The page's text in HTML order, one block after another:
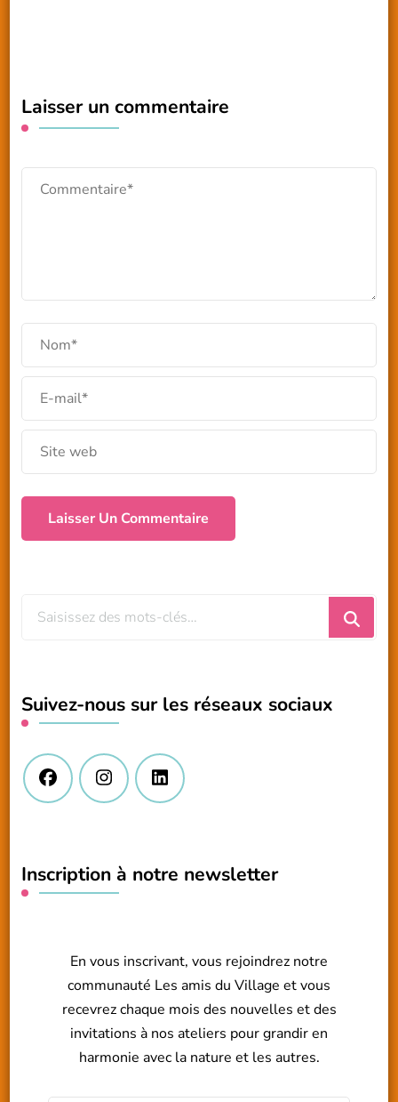
Laisser un commentaire
?
Suivez-nous sur les réseaux sociaux
Inscription à notre newsletter
En vous inscrivant, vous rejoindrez notre
communauté Les amis du Village et vous
recevrez chaque mois des nouvelles et des
invitations à nos ateliers pour grandir en
harmonie avec la nature et les autres.